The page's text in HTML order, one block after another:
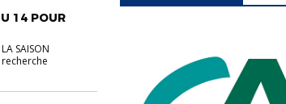
14 POUR
SAISON